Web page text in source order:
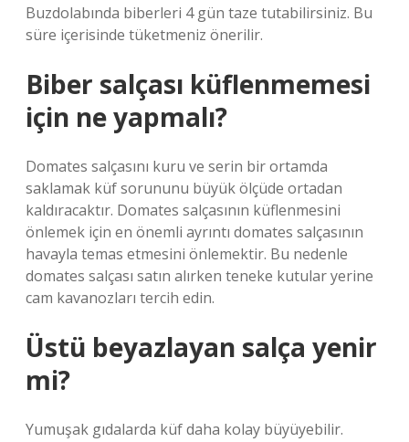
Buzdolabında biberleri 4 gün taze tutabilirsiniz. Bu
süre içerisinde tüketmeniz önerilir.
Biber salçası küflenmemesi
için ne yapmalı?
Domates salçasını kuru ve serin bir ortamda
saklamak küf sorununu büyük ölçüde ortadan
kaldıracaktır. Domates salçasının küflenmesini
önlemek için en önemli ayrıntı domates salçasının
havayla temas etmesini önlemektir. Bu nedenle
domates salçası satın alırken teneke kutular yerine
cam kavanozları tercih edin.
Üstü beyazlayan salça yenir
mi?
Yumuşak gıdalarda küf daha kolay büyüyebilir.